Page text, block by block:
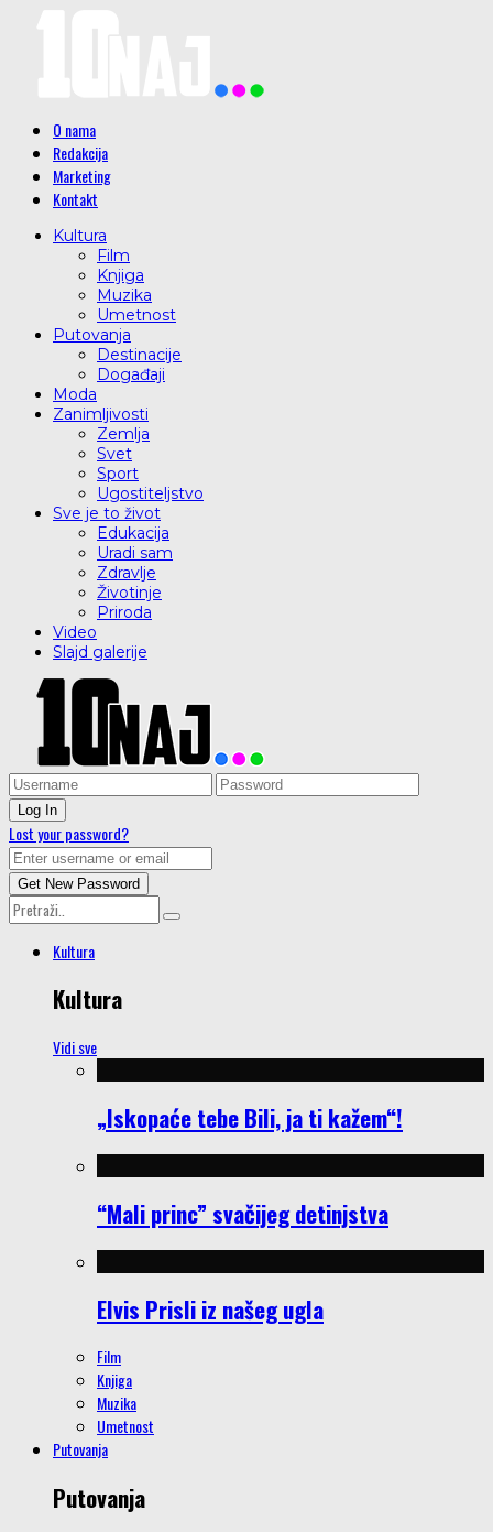
O nama
Redakcija
Marketing
Kontakt
Kultura
Film
Knjiga
Muzika
Umetnost
Putovanja
Destinacije
Događaji
Moda
Zanimljivosti
Zemlja
Svet
Sport
Ugostiteljstvo
Sve je to život
Edukacija
Uradi sam
Zdravlje
Životinje
Priroda
Video
Slajd galerije
Lost your password?
Kultura
Kultura
Vidi sve
„Iskopaće tebe Bili, ja ti kažem“!
“Mali princ” svačijeg detinjstva
Elvis Prisli iz našeg ugla
Film
Knjiga
Muzika
Umetnost
Putovanja
Putovanja